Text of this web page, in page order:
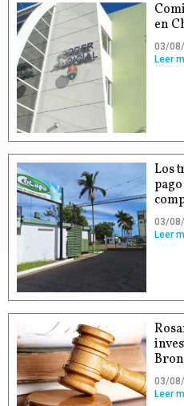
en
03/
Leer
Los
03/
Leer
03/
Leer